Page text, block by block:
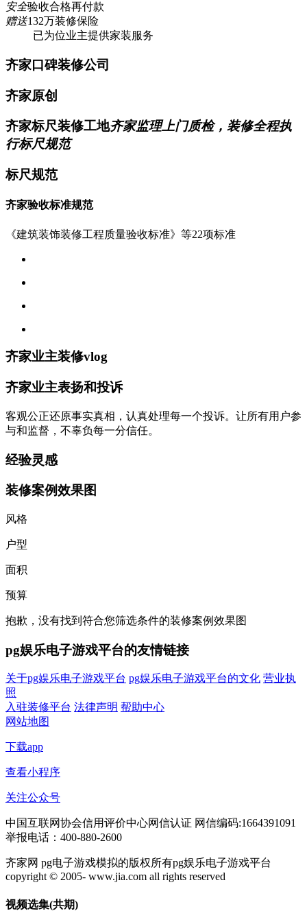
安全验收合格再付款
赠送132万装修保险
已为位业主提供家装服务
齐家口碑装修公司
齐家原创
齐家标尺装修工地齐家监理上门质检，装修全程执
行标尺规范
标尺规范
齐家验收标准规范
《建筑装饰装修工程质量验收标准》等22项标准
齐家业主装修vlog
齐家业主表扬和投诉
客观公正还原事实真相，认真处理每一个投诉。让所有用户参
与和监督，不辜负每一分信任。
经验灵感
装修案例效果图
风格
户型
面积
预算
抱歉，没有找到符合您筛选条件的装修案例效果图
pg娱乐电子游戏平台的友情链接
关于pg娱乐电子游戏平台 pg娱乐电子游戏平台的文化 营业执
照
入驻装修平台 法律声明 帮助中心
网站地图
下载app
查看小程序
关注公众号
中国互联网协会信用评价中心网信认证 网信编码:1664391091
举报电话：400-880-2600
齐家网 pg电子游戏模拟的版权所有pg娱乐电子游戏平台
copyright © 2005- www.jia.com all rights reserved
视频选集(共期)